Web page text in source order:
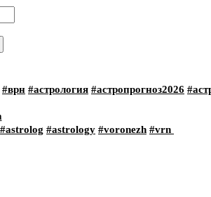
#врн #астрология #астропрогноз2026
#astrolog #astrology #voronezh #vrn